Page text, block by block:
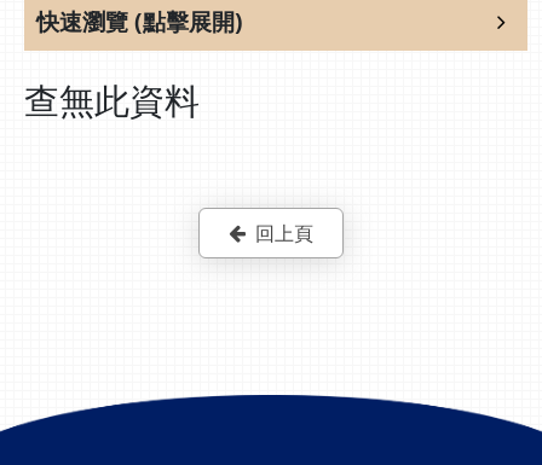
快速瀏覽 (點擊展開)
查無此資料
回上頁